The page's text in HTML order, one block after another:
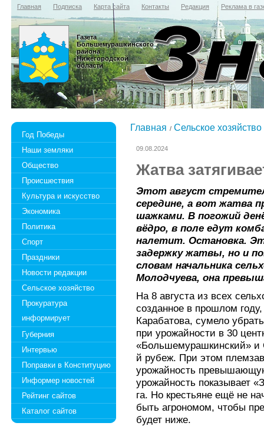
Главная Подписка Карта сайта Контакты Редакция Реклама в
Газета
Большемурашкинского
района
Нижегородской
области
Год Победы
Наши земляки
Общество
Происшествия
Культура и искусство
Экономика
Политика
Спорт
Праздники
Новости редакции
Сельское хозяйство
Прокуратура
информирует
Губерния
Интервью
Поправки в Конституцию
Информер новостей
Рейтинг сайтов
Каталог сайтов
Главная Сельское хозяйство
09.08.2024
Жатва
Этот август
середине, а вот жатва
шажками. В погожий
вёдро, в поле едут
налетит. Остановка.
задержку жатвы, но и
словам начальника
Молодчуева, она
На 8 августа из всех
созданное в прошлом
Карабатова, сумело
при урожайности в 30
«Большемурашкинский» и
й рубеж. При этом
урожайность
урожайность показывает
га. Но крестьяне ещё не
быть агрономом, чтобы
будет ниже.